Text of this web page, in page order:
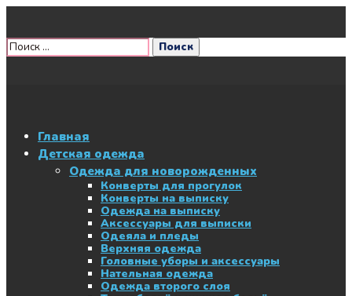
Главная
Детская одежда
Одежда для новорожденных
Конверты для прогулок
Конверты на выписку
Одежда на выписку
Аксессуары для выписки
Одеяла и пледы
Верхняя одежда
Головные уборы и аксессуары
Нательная одежда
Одежда второго слоя